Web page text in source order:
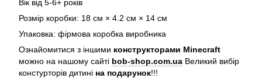
Вік від 5-6+ років
Розмір коробки: 18 см × 4.2 см × 14 см
Упаковка: фірмова коробка виробника
Ознайомитися з іншими конструкторами Minecraft
можно на нашому сайті bob-shop.com.ua Великий вибір
констурторів дитині на подарунок!!!